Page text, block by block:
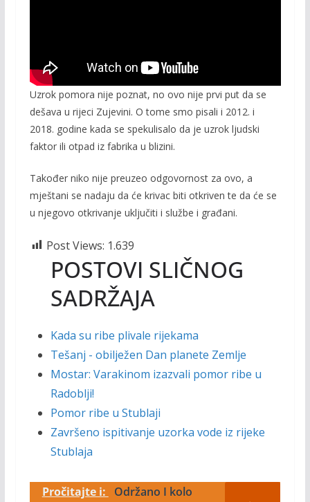
Uzrok pomora nije poznat, no ovo nije prvi put da se
dešava u rijeci Zujevini. O tome smo pisali i 2012. i
2018. godine kada se spekulisalo da je uzrok ljudski
faktor ili otpad iz fabrika u blizini.
Također niko nije preuzeo odgovornost za ovo, a
mještani se nadaju da će krivac biti otkriven te da će se
u njegovo otkrivanje uključiti i službe i građani.
Post Views: 1.639
POSTOVI SLIČNOG
SADRŽAJA
Kada su ribe plivale rijekama
Tešanj - obilježen Dan planete Zemlje
Mostar: Varakinom izazvali pomor ribe u
Radoblji!
Pomor ribe u Stublaji
Završeno ispitivanje uzorka vode iz rijeke
Stublaja
Pročitajte i:
Održano I kolo